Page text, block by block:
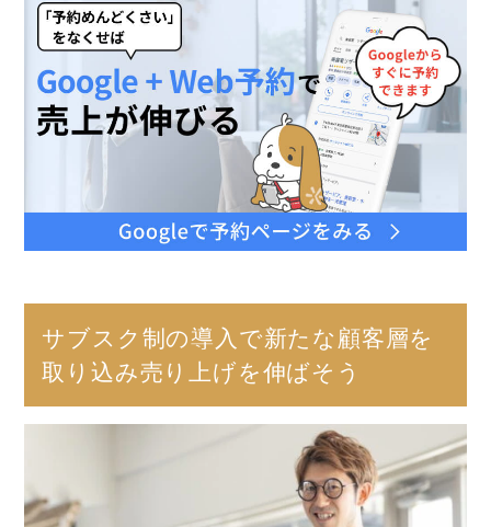
サブスク制の導入で新たな顧客層を
取り込み売り上げを伸ばそう